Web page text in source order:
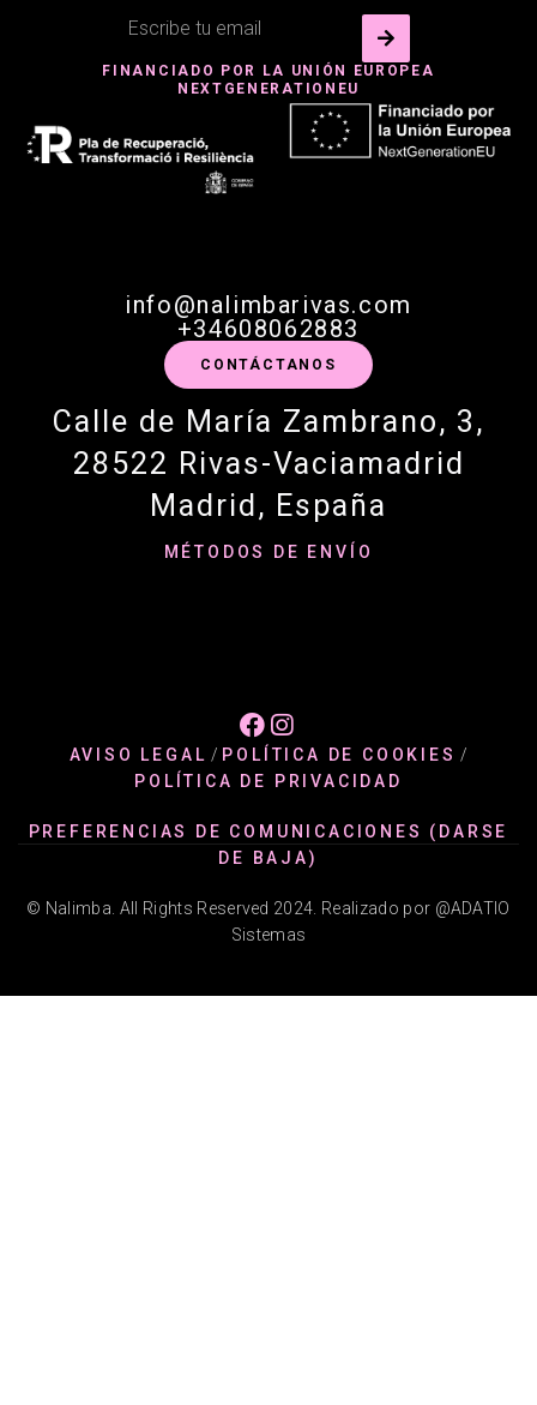
FINANCIADO POR LA UNIÓN EUROPEA
NEXTGENERATIONEU
info@nalimbarivas.com
+34608062883
CONTÁCTANOS
Calle de María Zambrano, 3,
28522 Rivas-Vaciamadrid
Madrid, España
MÉTODOS DE ENVÍO
AVISO LEGAL / POLÍTICA DE COOKIES /
POLÍTICA DE PRIVACIDAD
PREFERENCIAS DE COMUNICACIONES (DARSE
DE BAJA)
© Nalimba. All Rights Reserved 2024. Realizado por @ADATIO
Sistemas
 